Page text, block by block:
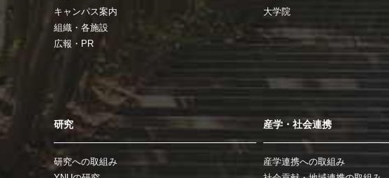
キャンパス案内
組織・各施設
広報・PR
大学院
研究
研究への取組み
産学・社会連携
産学連携への取組み